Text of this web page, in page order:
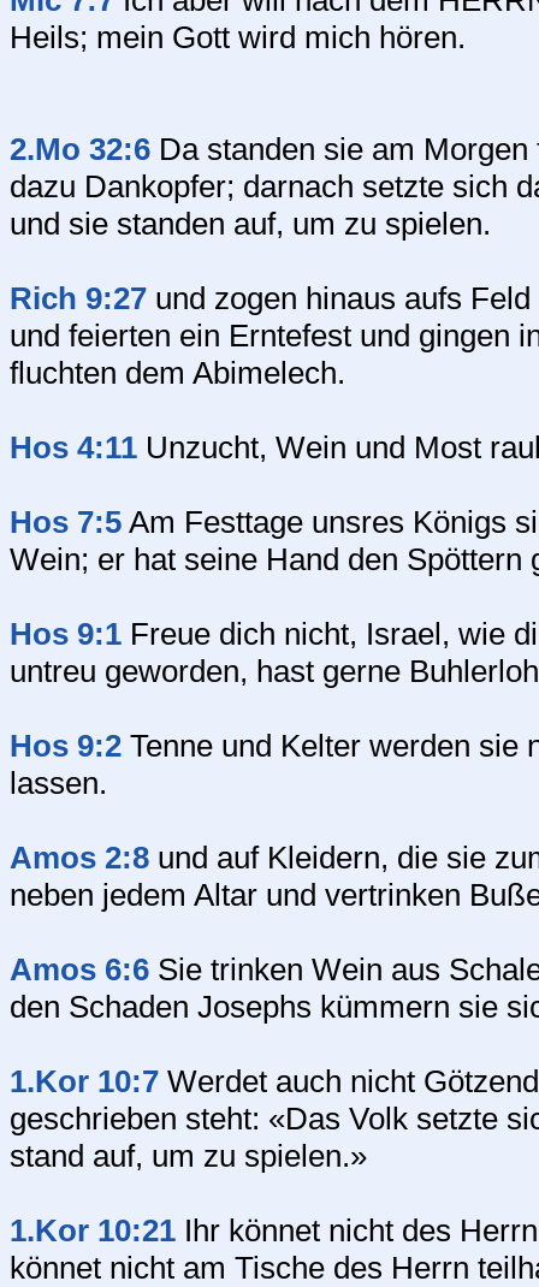
Heils; mein Gott wird mich hören.
2.Mo 32:6 Da standen sie am
dazu Dankopfer; darnach setzte sich
und sie standen auf, um zu spielen.
Rich 9:27 und zogen hinaus aufs
und feierten ein Erntefest und gingen
fluchten dem Abimelech.
Hos 4:11 Unzucht, Wein und Most
Hos 7:5 Am Festtage unsres Königs
Wein; er hat seine Hand den Spöttern
Hos 9:1 Freue dich nicht, Israel, wie
untreu geworden, hast gerne
Hos 9:2 Tenne und Kelter werden sie
lassen.
Amos 2:8 und auf Kleidern, die sie
neben jedem Altar und vertrinken
Amos 6:6 Sie trinken Wein aus
den Schaden Josephs kümmern sie
1.Kor 10:7 Werdet auch nicht
geschrieben steht: «Das Volk setzte
stand auf, um zu spielen.»
1.Kor 10:21 Ihr könnet nicht des
könnet nicht am Tische des Herrn